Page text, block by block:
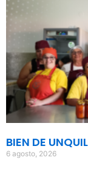
BIEN DE
6 agosto, 2026